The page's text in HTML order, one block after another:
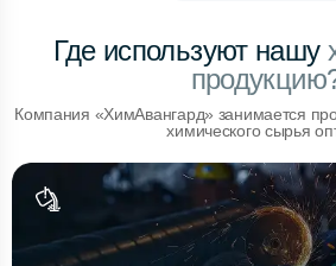
Где используют нашу
Компания «ХимАвангард» занимается
химического сырья